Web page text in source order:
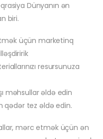
Dünyanın ən
biri.
üçün marketinq
resursunuza
məhsullar əldə edin
qədər tez əldə edin.
mərc etmək üçün ən